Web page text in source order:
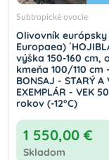
Subtropické ovocie
Olivovník európsky
Europaea)
výška 150-160 cm,
kmeňa 100/110 cm -
BONSAJ - STARÝ A
EXEMPLÁR - VEK
rokov (-12°C)
1 550,00 €
Skladom